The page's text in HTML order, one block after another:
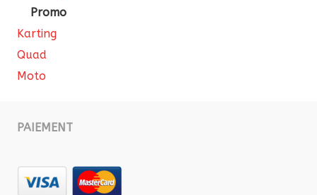
Promo
Karting
Quad
Moto
PAIEMENT